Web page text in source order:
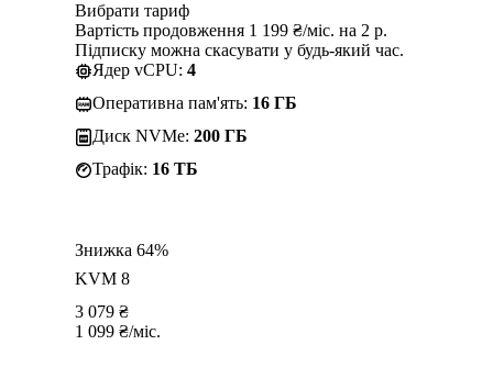
Вибрати тариф
Вартість продовження 1 199 ₴/міс. на 2 р.
Підписку можна скасувати у будь-який час.
Ядер vCPU: 4
Оперативна пам'ять: 16 ГБ
Диск NVMe: 200 ГБ
Трафік: 16 TБ
Знижка 64%
KVM 8
3 079 ₴
1 099 ₴/міс.